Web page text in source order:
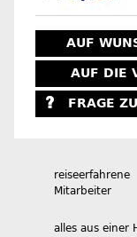
AUF
AUF DIE
FRAGE
reiseerfahrene
Mitarbeiter
alles aus einer